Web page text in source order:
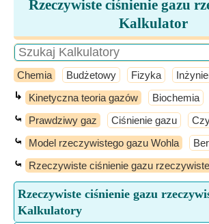
Rzeczywiste ciśnienie gazu
Kalkulator
Chemia Budżetowy Fizyka
↳ Kinetyczna teoria gazów Biochemia
⤿ Prawdziwy gaz Ciśnienie gazu
⤿ Model rzeczywistego gazu Wohla
⤿ Rzeczywiste ciśnienie gazu
Rzeczywiste ciśnienie gazu
Kalkulatory